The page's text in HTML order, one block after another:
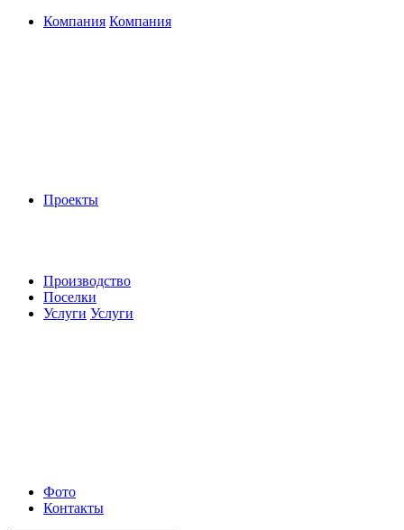
Компания Компания
Проекты
Производство
Поселки
Услуги Услуги
Фото
Контакты